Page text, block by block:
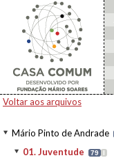
Voltar aos arquivos
Mário Pinto de Andrade
01. Juventude 79 I